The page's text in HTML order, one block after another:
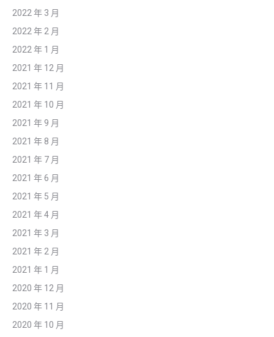
2022 年 3 月
2022 年 2 月
2022 年 1 月
2021 年 12 月
2021 年 11 月
2021 年 10 月
2021 年 9 月
2021 年 8 月
2021 年 7 月
2021 年 6 月
2021 年 5 月
2021 年 4 月
2021 年 3 月
2021 年 2 月
2021 年 1 月
2020 年 12 月
2020 年 11 月
2020 年 10 月